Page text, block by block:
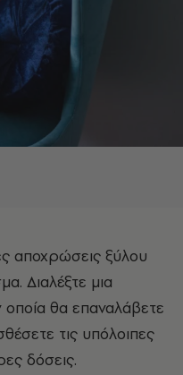
αποχρώσεις ξύλου
Διαλέξτε μια
θα επαναλάβετε
τις υπόλοιπες
δόσεις.